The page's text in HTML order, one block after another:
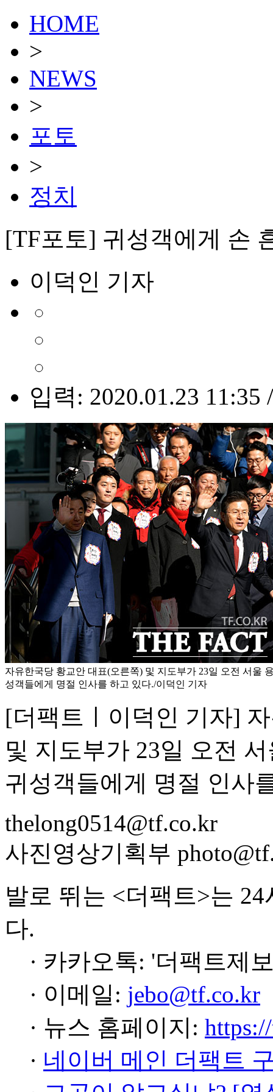
HOME
>
NEWS
>
포토
>
정치
[TF포토] 귀성객에게 손
이덕인 기자
입력: 2020.01.23 11:35
자유한국당 황교안 대표(오른쪽) 및 지도부가 23일 오전 서울
성객들에게 명절 인사를 하고 있다./이덕인 기자
[더팩트ㅣ이덕인 기자]
및 지도부가 23일 오전
귀성객들에게 명절 인사
thelong0514@tf.co.kr
사진영상기획부
발로 뛰는 <더팩트>는
다.
· 카카오톡: '더팩트제
· 이메일: jebo@tf.co.kr
· 뉴스 홈페이지:
· 네이버 메인 더팩트